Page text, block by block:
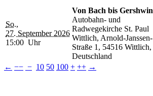
So.,
27. September 2026
15:00 Uhr
Von Bach bis Gershwin
Autobahn- und
Radwegekirche St. Paul
Wittlich, Arnold-Janssen-
Straße 1, 54516 Wittlich,
Deutschland
← −− − 10 50 100 + ++ →